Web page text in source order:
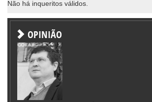
Não há inqueritos válidos.
OPINIÃO